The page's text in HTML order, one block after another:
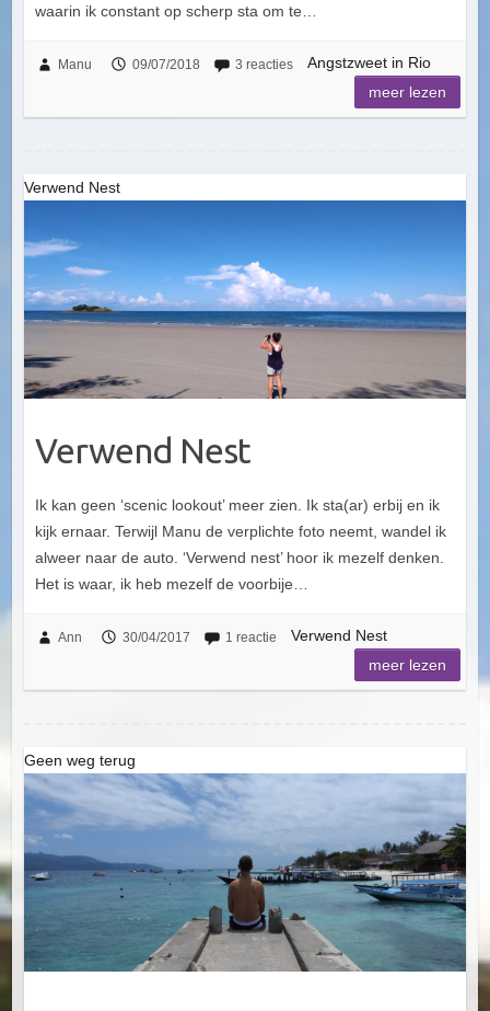
waarin ik constant op scherp sta om te…
Manu 09/07/2018 3 reacties
Angstzweet in Rio
meer lezen
Verwend Nest
Verwend Nest
Ik kan geen ‘scenic lookout’ meer zien. Ik sta(ar) erbij en ik
kijk ernaar. Terwijl Manu de verplichte foto neemt, wandel ik
alweer naar de auto. ‘Verwend nest’ hoor ik mezelf denken.
Het is waar, ik heb mezelf de voorbije…
Ann 30/04/2017 1 reactie
Verwend Nest
meer lezen
Geen weg terug